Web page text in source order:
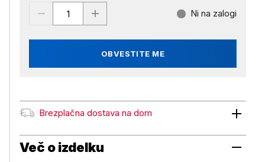
OBVESTITE ME
Ni na zalogi
Brezplačna dostava na dom
Brezplačna dostava na dom
Več o izdelku